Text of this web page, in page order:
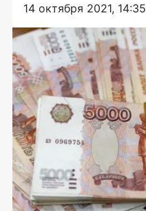
14 октября 2021, 14:35